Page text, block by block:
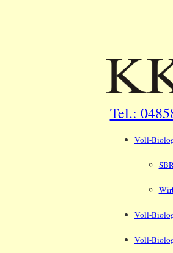
Tel.:
Voll-
Voll-
Voll-